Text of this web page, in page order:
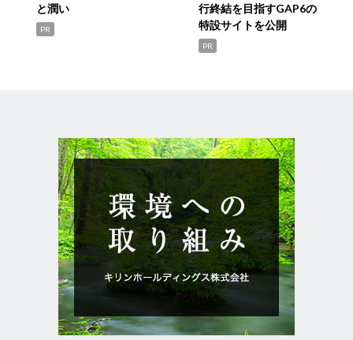
と潤い
PR
行終結を目指すGAP6の
特設サイトを公開
PR